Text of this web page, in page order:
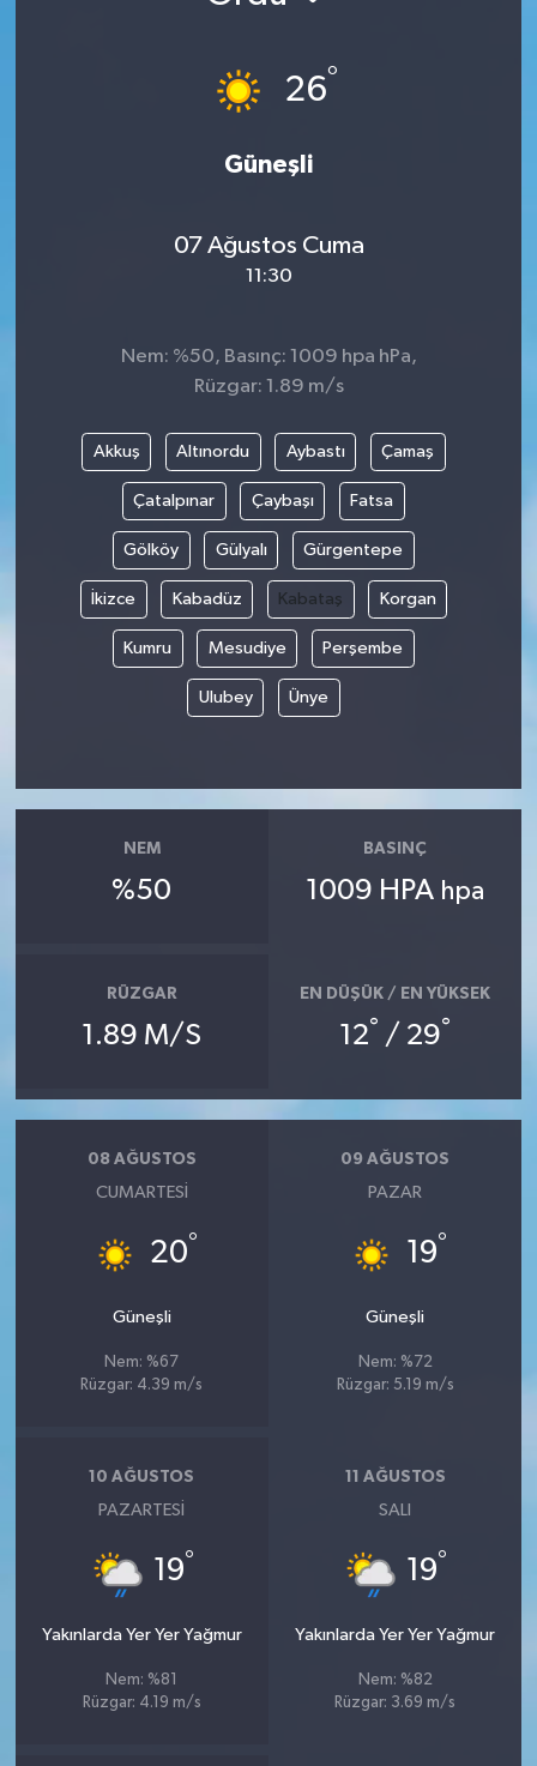
26°
Güneşli
07 Ağustos Cuma
11:30
Nem: %50, Basınç: 1009 hpa hPa,
Rüzgar: 1.89 m/s
Akkuş Altınordu Aybastı Çamaş
Çatalpınar Çaybaşı Fatsa
Gölköy Gülyalı Gürgentepe
İkizce Kabadüz Kabataş Korgan
Kumru Mesudiye Perşembe
Ulubey Ünye
NEM
%50
BASINÇ
1009 HPA hpa
RÜZGAR
1.89 M/S
EN DÜŞÜK / EN YÜKSEK
12° / 29°
08 AĞUSTOS
CUMARTESI
20°
Güneşli
Nem: %67
Rüzgar: 4.39 m/s
09 AĞUSTOS
PAZAR
19°
Güneşli
Nem: %72
Rüzgar: 5.19 m/s
10 AĞUSTOS
PAZARTESI
19°
Yakınlarda Yer Yer Yağmur
Nem: %81
Rüzgar: 4.19 m/s
11 AĞUSTOS
SALI
19°
Yakınlarda Yer Yer Yağmur
Nem: %82
Rüzgar: 3.69 m/s
GÖLMARMARA
KÖPRÜBAŞI
SOMA
ŞEHZADELER
SOMA
TURGUTLU
YUNUSEMRE
YAZARLAR
MANİSA'NIN YÖRESEL LEZZETLERİ
MANİSA'YI KEŞFET
TÜRKİYE'DE TREND HABERLER
ÖZEL HABER